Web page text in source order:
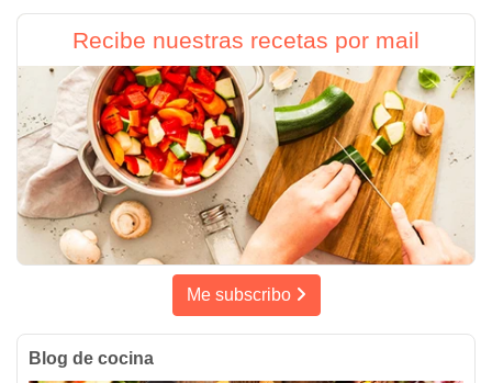
Recibe nuestras recetas por mail
Me subscribo
Blog de cocina